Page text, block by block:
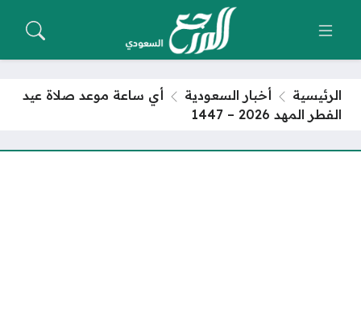
الرئيسية أخبار السعودية
أي ساعة موعد صلاة عيد
الفطر المهد 2026 – 1447